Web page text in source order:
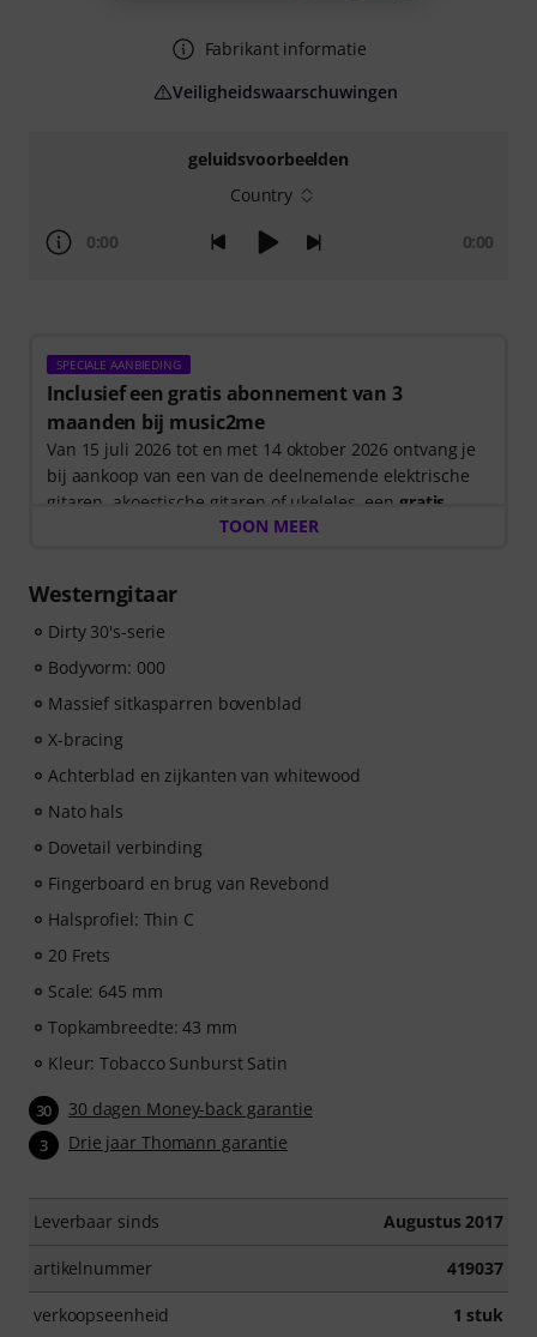
geluidsvoorbeelden
Country
0:00 0:00
SPECIALE AANBIEDING
Inclusief een gratis abonnement van 3
maanden bij music2me
Van 15 juli 2026 tot en met 14 oktober 2026 ontvang je
bij aankoop van een van de deelnemende elektrische
gitaren, akoestische gitaren of ukeleles, een gratis
abonnement van 3 maanden op een online cursus van
is verzonden, ontvang je automatisch de
activeringscode via e-mail. Het music2me abonnement
loopt automatisch af na het verstrijken van de looptijd.
Music2Me, jouw online leerportaal voor muziek met
universitair opgeleide muziekdocenten. Winnaar van
de Duitse Onderwijsprijs 2025/2026 in de categorie “E-
Learning Instrumentaal Onderwijs”! Met meer dan 400
gitaarvideolessen voor beginners en gevorderden –
variërend van Pop, Rock en Blues tot Metal en meer.
Compleet met persoonlijke support via chat, te printen
bladmuziek en een intelligente videoplayer met een
oefenfunctie, slow motion en andere functies.
TOON MEER
Westerngitaar
Dirty 30's-serie
Bodyvorm: 000
Massief sitkasparren bovenblad
X-bracing
Achterblad en zijkanten van whitewood
Nato hals
Dovetail verbinding
Fingerboard en brug van Revebond
Halsprofiel: Thin C
20 Frets
Scale: 645 mm
Topkambreedte: 43 mm
Kleur: Tobacco Sunburst Satin
30 30 dagen Money-back garantie
3 Drie jaar Thomann garantie
Leverbaar sinds Augustus 2017
artikelnummer 419037
verkoopseenheid 1 stuk
Fabrikant informatie
Veiligheidswaarschuwingen